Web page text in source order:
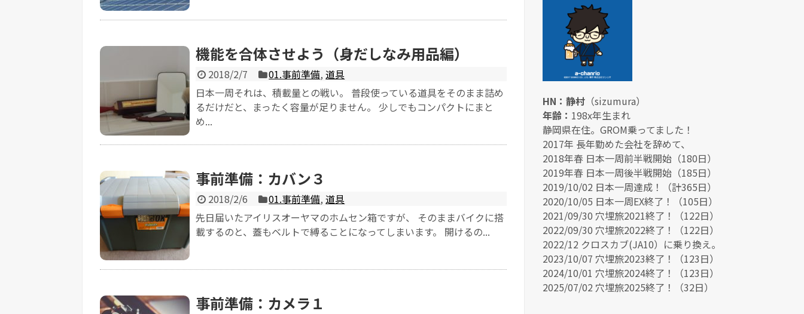
機能を合体させよう（身だしなみ用品編）
2018/2/7 01.事前準備,道具
日本一周それは、積載量との戦い。 普段使っている道具をそのまま詰め
るだけだと、まったく容量が足りません。 少しでもコンパクトにまと
め...
事前準備：カバン３
2018/2/6 01.事前準備,道具
先日届いたアイリスオーヤマのホムセン箱ですが、 そのままバイクに搭
載するのと、蓋もベルトで縛ることになってしまいます。 開けるの...
事前準備：カメラ１
HN：静村 （sizumura）
年齢： 198x年生まれ
静岡県在住。GROM乗ってました！
2017年 長年勤めた会社を辞めて、
2018年春 日本一周前半戦開始（180日）
2019年春 日本一周後半戦開始（185日）
2019/10/02 日本一周達成！（計365日）
2020/10/05 日本一周EX終了！（105日）
2021/09/30 穴埋旅2021終了！（122日）
2022/09/30 穴埋旅2022終了！（122日）
2022/12 クロスカブ(JA10）に乗り換え。
2023/10/07 穴埋旅2023終了！（123日）
2024/10/01 穴埋旅2024終了！（123日）
2025/07/02 穴埋旅2025終了！（32日）